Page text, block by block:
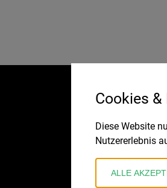
IMPRESSUM
DATENSCHUTZ
Cookies
Diese Website
Nutzererlebnis
ALLE